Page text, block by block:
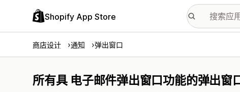
Shopify App Store
商店设计 通知 弹出窗口
所有具 电子邮件弹出窗口功能的弹出窗